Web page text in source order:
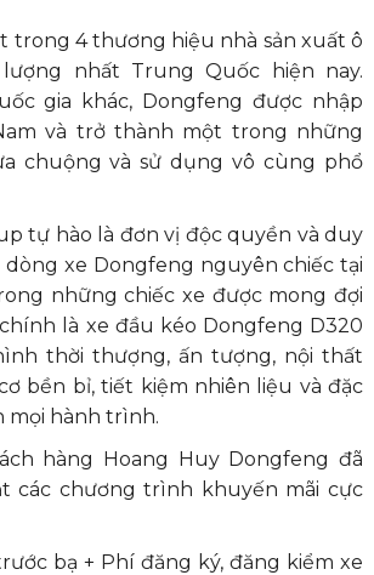
trong 4 thương hiệu nhà sản xuất ô
nhất Trung Quốc hiện nay.
gia khác, Dongfeng được nhập
và trở thành một trong những
chuộng và sử dụng vô cùng phổ
tự hào là đơn vị độc quyền và duy
xe Dongfeng nguyên chiếc tại
những chiếc xe được mong đợi
là xe đầu kéo Dongfeng D320
thời thượng, ấn tượng, nội thất
bền bỉ, tiết kiệm nhiên liệu và đặc
mọi hành trình.
hàng Hoang Huy Dongfeng đã
các chương trình khuyến mãi cực
bạ + Phí đăng ký, đăng kiểm xe